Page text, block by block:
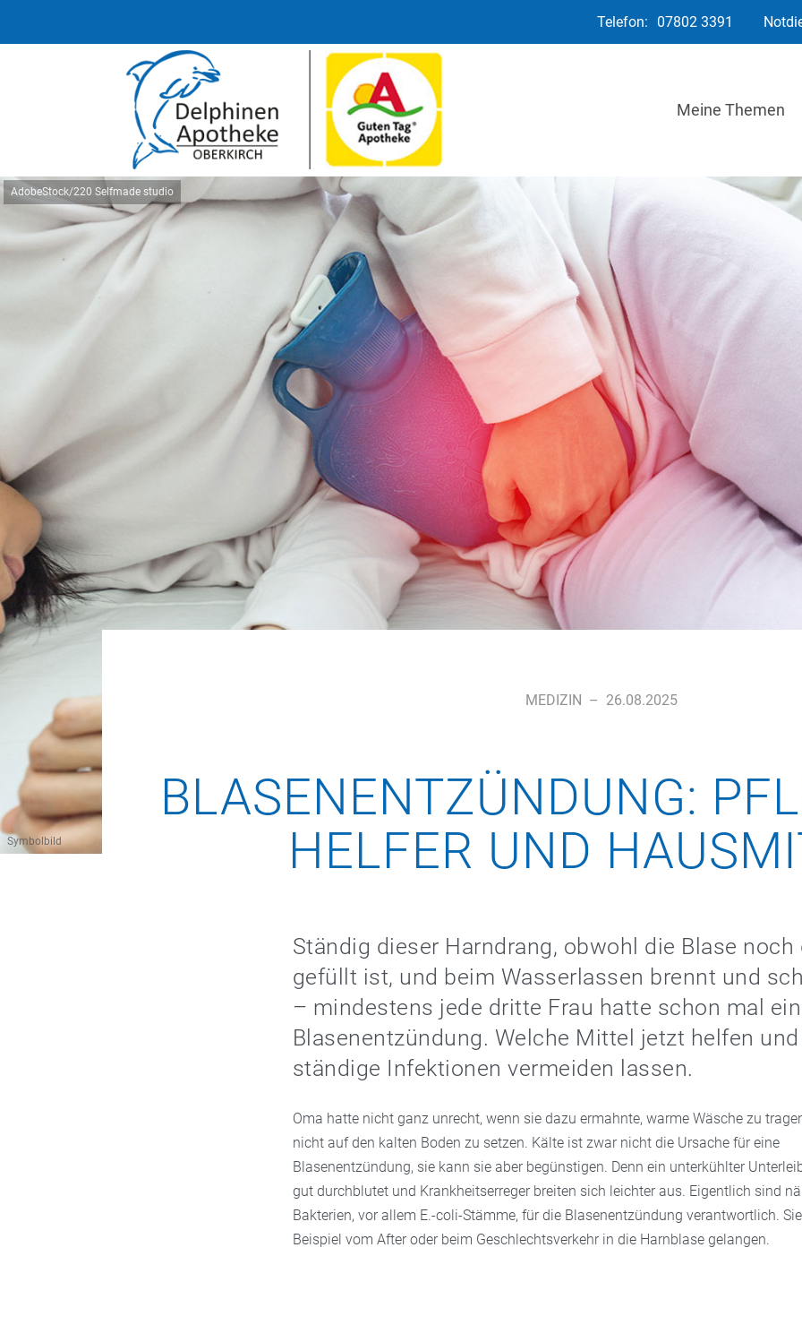
Telefon: 07802 3391
Meine Themen
AdobeStock/220 Selfmade studio
Symbolbild
MEDIZIN – 26.08.2025
BLASENENTZÜNDUNG:
HELFER UND
Ständig dieser Harndrang, obwohl die Blase noch
gefüllt ist, und beim Wasserlassen brennt und
– mindestens jede dritte Frau hatte schon mal
Blasenentzündung. Welche Mittel jetzt helfen
ständige Infektionen vermeiden lassen.
Oma hatte nicht ganz unrecht, wenn sie dazu ermahnte, warme Wäsche zu
nicht auf den kalten Boden zu setzen. Kälte ist zwar nicht die Ursache für eine
Blasenentzündung, sie kann sie aber begünstigen. Denn ein unterkühlter
gut durchblutet und Krankheitserreger breiten sich leichter aus. Eigentlich sind
Bakterien, vor allem E.-coli-Stämme, für die Blasenentzündung verantwortlich.
Beispiel vom After oder beim Geschlechtsverkehr in die Harnblase gelangen.